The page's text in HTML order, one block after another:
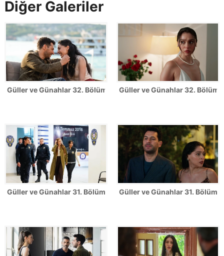
Diğer Galeriler
Güller ve Günahlar 32. Bölüm Fotoğrafları - Sezon Finali
Güller ve Günahlar 32.
Güller ve Günahlar 31. Bölüm FotoğraflarıGüller ve Günahlar 31.